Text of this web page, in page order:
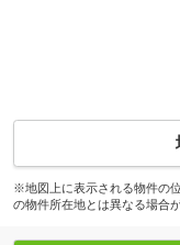
※地図上に表示される物件の
の物件所在地とは異なる場合